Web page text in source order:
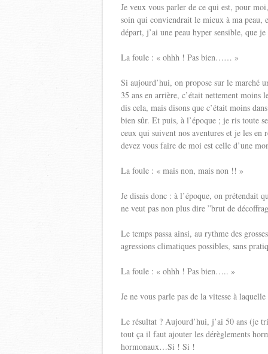
Je veux vous parler de ce qui est, pour
soin qui conviendrait le mieux à ma peau,
départ, j’ai une peau hyper sensible, que
La foule : « ohhh ! Pas bien…… »
Si aujourd’hui, on propose sur le marché
35 ans en arrière, c’était nettement moins
dis cela, mais disons que c’était moins
bien sûr. Et puis, à l’époque ; je ris toute
ceux qui suivent nos aventures et je les en
devez vous faire de moi est celle d’une
La foule : « mais non, mais non !! »
Je disais donc : à l’époque, on prétendait
ne veut pas non plus dire ”brut de
Le temps passa ainsi, au rythme des
agressions climatiques possibles, sans
La foule : « ohhh ! Pas bien….. »
Je ne vous parle pas de la vitesse à
Le résultat ? Aujourd’hui, j’ai 50 ans (je
tout ça il faut ajouter les dérèglements
hormonaux…Si ! Si !